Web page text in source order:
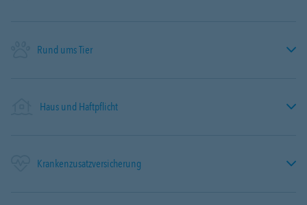
Rund ums Tier
Haus und Haftpflicht
Krankenzusatzversicherung